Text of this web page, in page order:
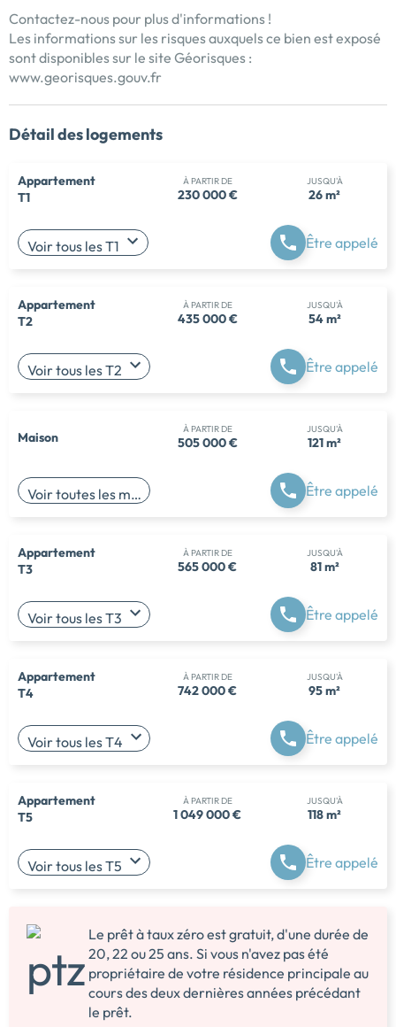
Contactez-nous pour plus d'informations !
Les informations sur les risques auxquels ce bien est exposé
sont disponibles sur le site Géorisques :
www.georisques.gouv.fr
Détail des logements
Appartement
T1
À PARTIR DE
230 000 €
JUSQU'À
26 m²
Voir tous les T1 Être appelé
Appartement
T2
À PARTIR DE
435 000 €
JUSQU'À
54 m²
Voir tous les T2 Être appelé
Maison À PARTIR DE
505 000 €
JUSQU'À
121 m²
Voir toutes les maisons Être appelé
Appartement
T3
À PARTIR DE
565 000 €
JUSQU'À
81 m²
Voir tous les T3 Être appelé
Appartement
T4
À PARTIR DE
742 000 €
JUSQU'À
95 m²
Voir tous les T4 Être appelé
Appartement
T5
À PARTIR DE
1 049 000 €
JUSQU'À
118 m²
Voir tous les T5 Être appelé
Le prêt à taux zéro est gratuit, d'une durée de
20, 22 ou 25 ans. Si vous n'avez pas été
propriétaire de votre résidence principale au
cours des deux dernières années précédant
le prêt.